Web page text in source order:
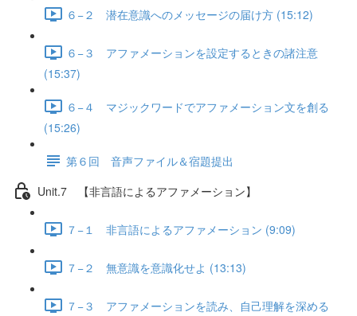
６−２ 潜在意識へのメッセージの届け方 (15:12)
６−３ アファメーションを設定するときの諸注意
(15:37)
６−４ マジックワードでアファメーション文を創る
(15:26)
第６回 音声ファイル＆宿題提出
Unit.7 【非言語によるアファメーション】
７−１ 非言語によるアファメーション (9:09)
７−２ 無意識を意識化せよ (13:13)
７−３ アファメーションを読み、自己理解を深める